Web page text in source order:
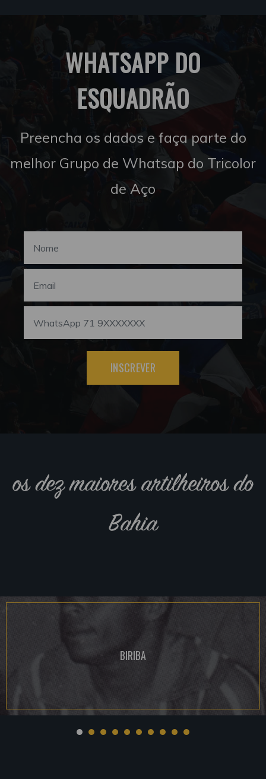
WHATSAPP DO
ESQUADRÃO
Preencha os dados e faça parte do
melhor Grupo de Whatsap do Tricolor
de Aço
INSCREVER
os dez maiores artilheiros do
Bahia
BIRIBA